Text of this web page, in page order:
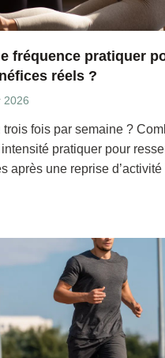
fréquence pratiquer
réels ?
2026
trois fois par semaine ?
pratiquer pour
après une reprise d’activité